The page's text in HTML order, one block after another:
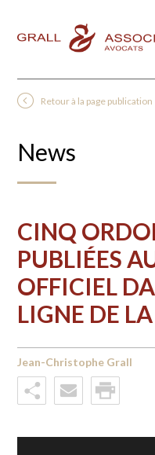
Retour à la page publication
News
CINQ
PUBLIÉES
OFFICIEL
LIGNE DE
Jean-Christophe Grall